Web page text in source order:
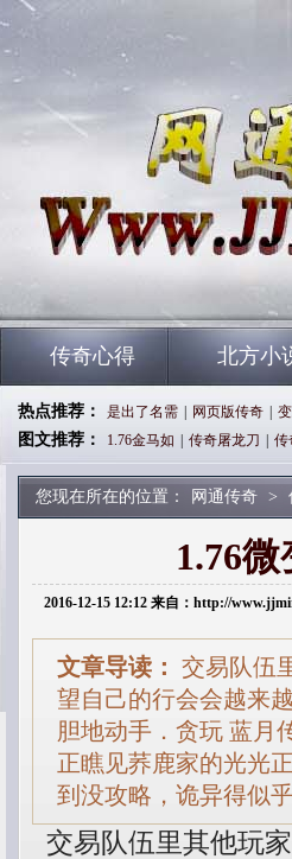
传奇心得 北方小
热点推荐： 是出了名需 网页版传奇
图文推荐： 1.76金马如 传奇屠龙刀 传
您现在所在的位置： 网通传奇 >
1.76
2016-12-15 12:12 来自：http://
文章导读： 交易队伍
望自己的行会会越来
胆地动手．贪玩 蓝月
正瞧见荞鹿家的光光
到没攻略，诡异得似
交易队伍里其他玩